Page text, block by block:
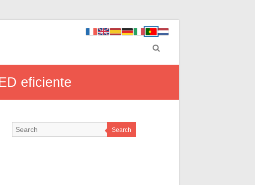
eficiente
Search